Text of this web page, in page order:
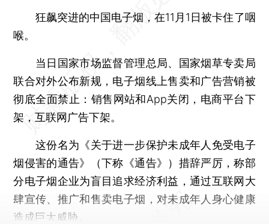
狂飙突进的中国电子烟，在11月1日被卡住了咽
喉。
当日国家市场监督管理总局、国家烟草专卖局
联合对外公布新规，电子烟线上售卖和广告营销被
彻底全面禁止：销售网站和App关闭，电商平台下
架，互联网广告下架。
这份名为《关于进一步保护未成年人免受电子
烟侵害的通告》（下称《通告》）措辞严厉，称部
分电子烟企业为盲目追求经济利益，通过互联网大
肆宣传、推广和售卖电子烟，对未成年人身心健康
造成巨大威胁。